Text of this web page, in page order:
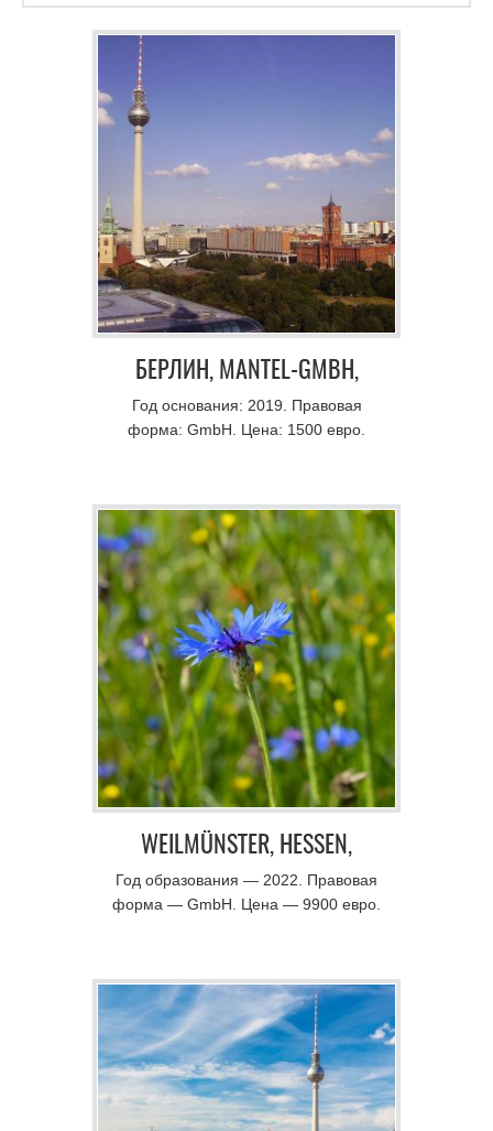
БЕРЛИН, MANTEL-GMBH,
ОРГАНИЗАЦИЯ
МЕРОПРИЯТИЙ,
ИСКУССТВО
Год основания: 2019. Правовая
форма: GmbH. Цена: 1500 евро.
WEILMÜNSTER, HESSEN,
MANTEL-GMBH
Год образования — 2022. Правовая
форма — GmbH. Цена — 9900 евро.